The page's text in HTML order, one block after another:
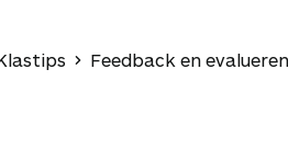
Feedback en evalueren